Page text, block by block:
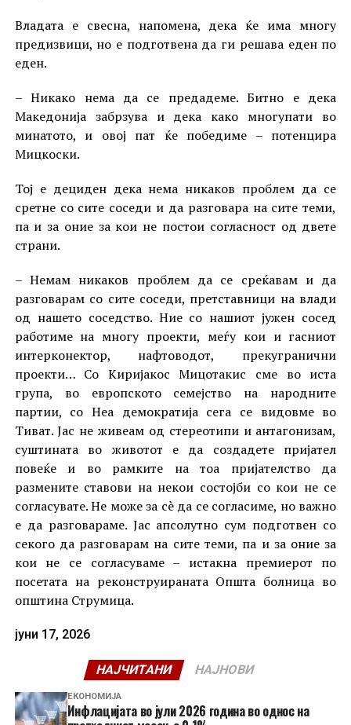
Владата е свесна, напомена, дека ќе има многу
предизвици, но е подготвена да ги решава еден по
еден.
– Никако нема да се предадеме. Битно е дека
Македонија забрзува и дека како многупати во
минатото, и овој пат ќе победиме – потенцира
Мицкоски.
Тој е дециден дека нема никаков проблем да се
сретне со сите соседи и да разговара на сите теми,
па и за оние за кои не постои согласност од двете
страни.
– Немам никаков проблем да се среќавам и да
разговарам со сите соседи, претставници на влади
од нашето соседство. Ние со нашиот јужен сосед
работиме на многу проекти, меѓу кои и гасниот
интерконектор, нафтоводот, прекугранични
проекти… Со Киријакос Мицотакис сме во иста
група, во европското семејство на народните
партии, со Неа демократија сега се видовме во
Тиват. Јас не живеам од стереотипи и антагонизам,
суштината во животот е да создадете пријател
повеќе и во рамките на тоа пријателство да
размените ставови на некои состојби со кои не се
согласувате. Не може за сè да се согласиме, но важно
е да разговараме. Јас апсолутно сум подготвен со
секого да разговарам на сите теми, па и за оние за
кои не се согласуваме – истакна премиерот по
посетата на реконструираната Општа болница во
општина Струмица.
јуни 17, 2026
НАЈЧИТАНИ НАЈНОВИ
ЕКОНОМИЈА
Инфлацијата во јули 2026 година во однос на